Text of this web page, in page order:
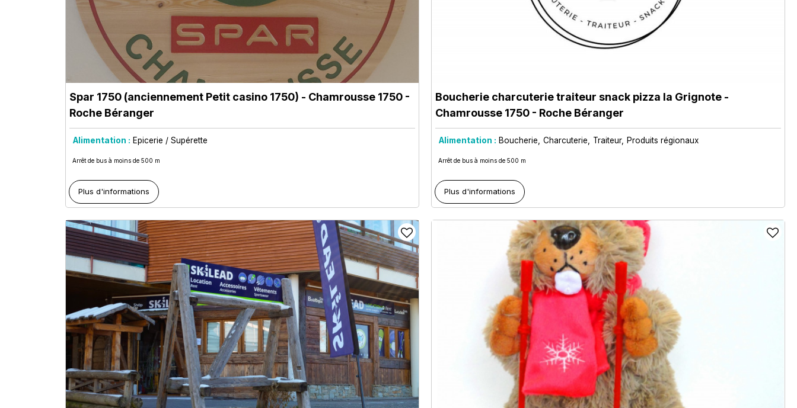
Spar 1750 (anciennement Petit casino 1750) - Chamrousse 1750 -
Roche Béranger
Alimentation : Epicerie / Supérette
Arrêt de bus à moins de 500 m
Plus d'informations
Boucherie charcuterie traiteur snack pizza la Grignote -
Chamrousse 1750 - Roche Béranger
Alimentation : Boucherie Charcuterie Traiteur Produits régionaux
Arrêt de bus à moins de 500 m
Plus d'informations